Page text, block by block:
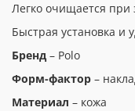
Легко очищается при
Быстрая установка и
Бренд – Polo
Форм-фактор –
Материал – кожа